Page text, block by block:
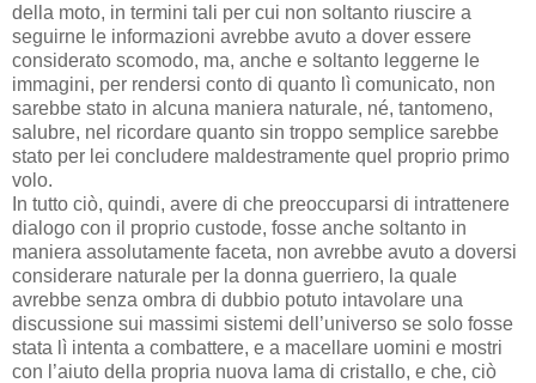
della moto, in termini tali per cui non soltanto riuscire a
seguirne le informazioni avrebbe avuto a dover essere
considerato scomodo, ma, anche e soltanto leggerne le
immagini, per rendersi conto di quanto lì comunicato, non
sarebbe stato in alcuna maniera naturale, né, tantomeno,
salubre, nel ricordare quanto sin troppo semplice sarebbe
stato per lei concludere maldestramente quel proprio primo
volo.
In tutto ciò, quindi, avere di che preoccuparsi di intrattenere
dialogo con il proprio custode, fosse anche soltanto in
maniera assolutamente faceta, non avrebbe avuto a doversi
considerare naturale per la donna guerriero, la quale
avrebbe senza ombra di dubbio potuto intavolare una
discussione sui massimi sistemi dell’universo se solo fosse
stata lì intenta a combattere, e a macellare uomini e mostri
con l’aiuto della propria nuova lama di cristallo, e che, ciò